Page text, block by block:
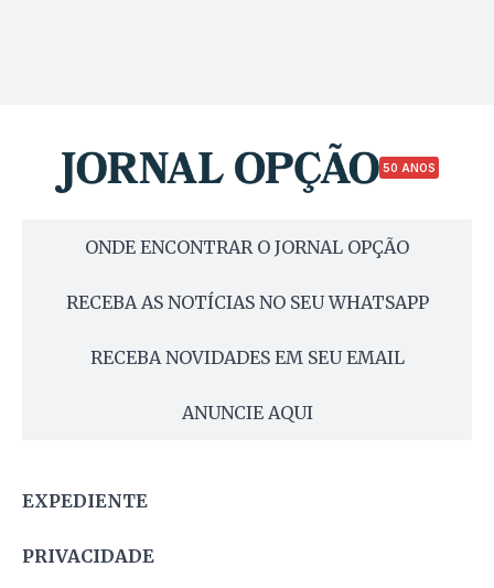
50 ANOS
ONDE ENCONTRAR O JORNAL OPÇÃO
RECEBA AS NOTÍCIAS NO SEU WHATSAPP
RECEBA NOVIDADES EM SEU EMAIL
ANUNCIE AQUI
EXPEDIENTE
PRIVACIDADE